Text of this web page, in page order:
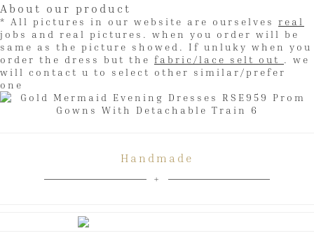
About our product
* All pictures in our website are ourselves real
jobs and real pictures. when you order will be
same as the picture showed. If unluky when you
order the dress but the fabric/lace selt out . we
will contact u to select other similar/prefer
one
Handmade